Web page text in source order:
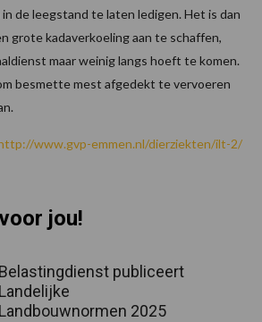
de leegstand te laten ledigen. Het is dan
grote kadaverkoeling aan te schaffen,
maar weinig langs hoeft te komen.
besmette mest afgedekt te vervoeren
www.gvp-emmen.nl/dierziekten/ilt-2/
jou!
Belastingdienst publiceert
Landelijke
Landbouwnormen 2025